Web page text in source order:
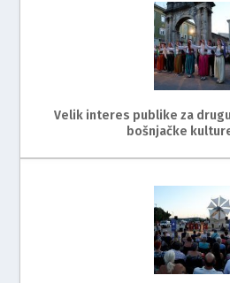
Velik interes publike za
bošnjačke